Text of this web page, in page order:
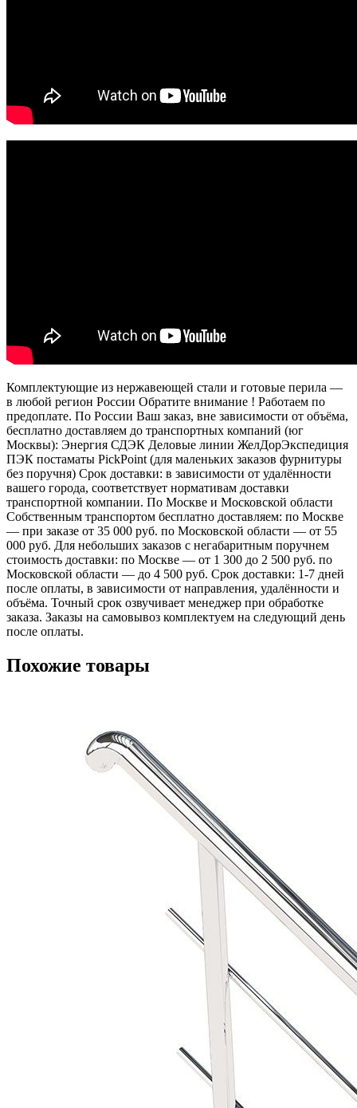
Комплектующие из нержавеющей стали и готовые перила —
в любой регион России Обратите внимание ! Работаем по
предоплате. По России Ваш заказ, вне зависимости от объёма,
бесплатно доставляем до транспортных компаний (юг
Москвы): Энергия СДЭК Деловые линии ЖелДорЭкспедиция
ПЭК постаматы PickPoint (для маленьких заказов фурнитуры
без поручня) Срок доставки: в зависимости от удалённости
вашего города, соответствует нормативам доставки
транспортной компании. По Москве и Московской области
Собственным транспортом бесплатно доставляем: по Москве
— при заказе от 35 000 руб. по Московской области — от 55
000 руб. Для небольших заказов с негабаритным поручнем
стоимость доставки: по Москве — от 1 300 до 2 500 руб. по
Московской области — до 4 500 руб. Срок доставки: 1-7 дней
после оплаты, в зависимости от направления, удалённости и
объёма. Точный срок озвучивает менеджер при обработке
заказа. Заказы на самовывоз комплектуем на следующий день
после оплаты.
Похожие товары